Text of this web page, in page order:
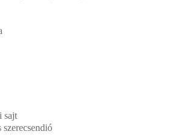
sajt
szerecsendió